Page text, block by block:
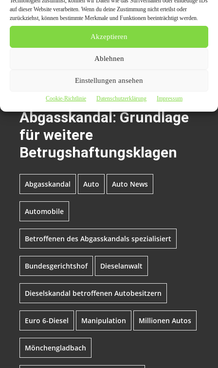
auf dieser Website verarbeiten. Wenn du deine Zustimmung nicht erteilst oder
zurückziehst, können bestimmte Merkmale und Funktionen beeinträchtigt werden.
Akzeptieren
Ablehnen
Einstellungen ansehen
Cookie-Richtlinie Datenschutzerklärung Impressum
41061 Mönchengladbach
Telefon: 02161 68456-0
Internet: http://www.hartung-rechtsanwaelte.de
BGH-Urteil zu VW-
Abgasskandal: Grundlage
für weitere
Betrugshaftungsklagen
Abgasskandal Auto Auto News
Automobile
Betroffenen des Abgasskandals spezialisiert
Bundesgerichtshof Dieselanwalt
Dieselskandal betroffenen Autobesitzern
Euro 6-Diesel Manipulation Millionen Autos
Mönchengladbach